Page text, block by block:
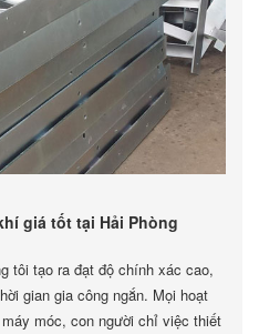
giá tốt tại Hải Phòng
tôi tạo ra đạt độ chính xác cao,
gian gia công ngắn. Mọi hoạt
móc, con người chỉ việc thiết